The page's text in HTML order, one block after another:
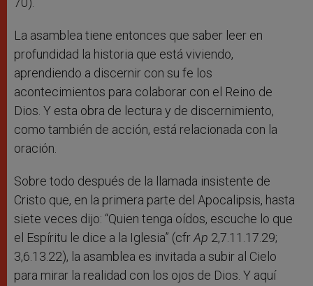
La asamblea tiene entonces que saber leer en
profundidad la historia que está viviendo,
aprendiendo a discernir con su fe los
acontecimientos para colaborar con el Reino de
Dios. Y esta obra de lectura y de discernimiento,
como también de acción, está relacionada con la
oración.
Sobre todo después de la llamada insistente de
Cristo que, en la primera parte del Apocalipsis, hasta
siete veces dijo: “Quien tenga oídos, escuche lo que
el Espíritu le dice a la Iglesia” (cfrAp 2,7.11.17.29;
3,6.13.22), la asamblea es invitada a subir al Cielo
para mirar la realidad con los ojos de Dios. Y aquí